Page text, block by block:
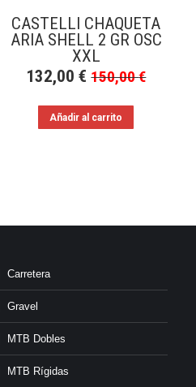
CASTELLI CHAQUETA
ARIA SHELL 2 GR OSC
XXL
132,00€ 150,00€
Añadir al carrito
Carretera
Gravel
MTB Dobles
MTB Rígidas